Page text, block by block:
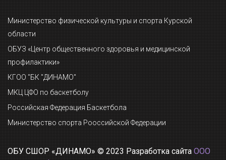
Министерство физической культуры и спорта Курской
области
ОБУЗ «Центр общественного здоровья и медицинской
профилактики»
КГОО "БК "ДИНАМО"
МКЦ ЦФО по баскетболу
Российская Федерация Баскетбола
Министерство спорта Рооссийской Федерации
ОБУ СШОР «ДИНАМО» © 2023 Разработка сайта ООО